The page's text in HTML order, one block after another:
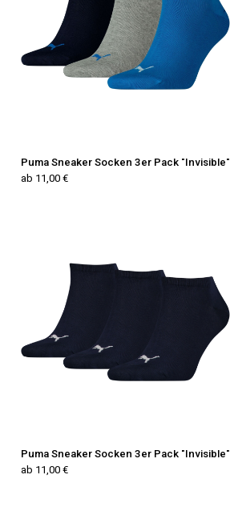
Puma Sneaker Socken 3er Pack "Invisible"
ab 11,00 €
Puma Sneaker Socken 3er Pack "Invisible"
ab 11,00 €